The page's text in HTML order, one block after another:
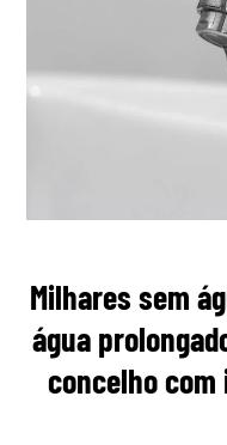
Milhares sem
água
concelho